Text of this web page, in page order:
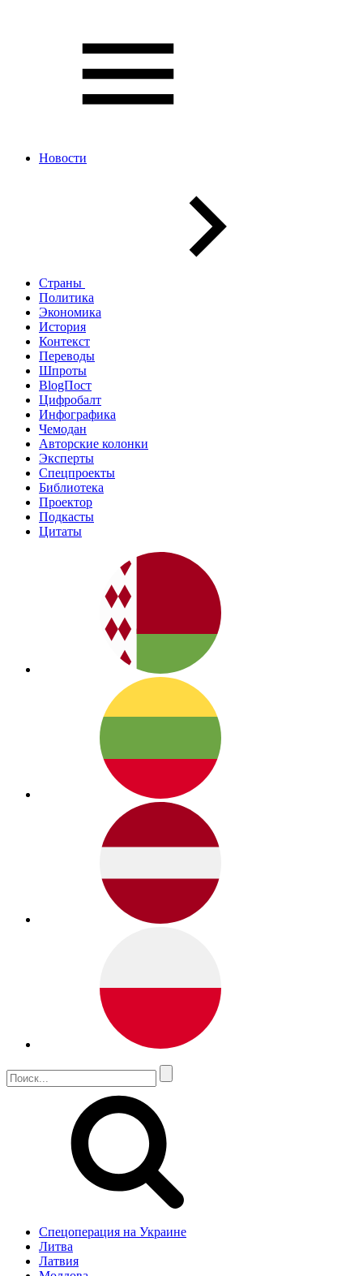
Новости
Страны
Политика
Экономика
История
Контекст
Переводы
Шпроты
BlogПост
Цифробалт
Инфографика
Чемодан
Авторские колонки
Эксперты
Спецпроекты
Библиотека
Проектор
Подкасты
Цитаты
Спецоперация на Украине
Литва
Латвия